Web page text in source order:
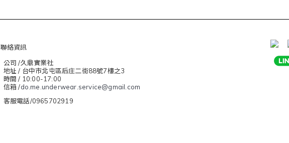
聯絡資訊
公司 /久鼎實業社
地址 / 台中市北屯區后庄二街88號7樓之3
時間 / 10:00-17:00
信箱 /do.me.underwear.service@gmail.com
客服電話/0965702919